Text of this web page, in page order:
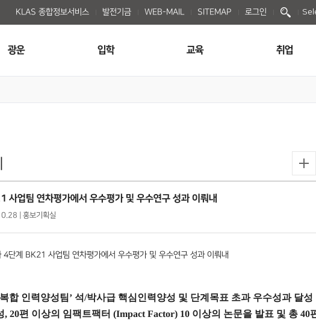
KLAS 종합정보서비스 발전기금 WEB-MAIL SITEMAP 로그인
광운 입학 교육 취업
사업팀 연차평가에서 우수평가 및 우수연구 성과 이뤄내
| 홍보기획실
4단계 BK21사업팀 연차평가에서 우수평가 및 우수연구 성과 이뤄내
합 인력양성팀’ 석/박사급 핵심인력양성 및 단계목표 초과 우수성과 달성
, 20편 이상의 임팩트팩터(Impact Factor) 10 이상의 논문을 발표 및 총40